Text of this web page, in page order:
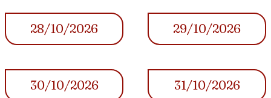
28/10/2026 29/10/2026
30/10/2026 31/10/2026